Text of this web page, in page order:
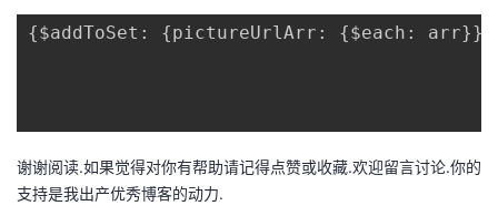
谢谢阅读.如果觉得对你有帮助请记得点赞或收藏.欢迎留言讨论.你的
支持是我出产优秀博客的动力.